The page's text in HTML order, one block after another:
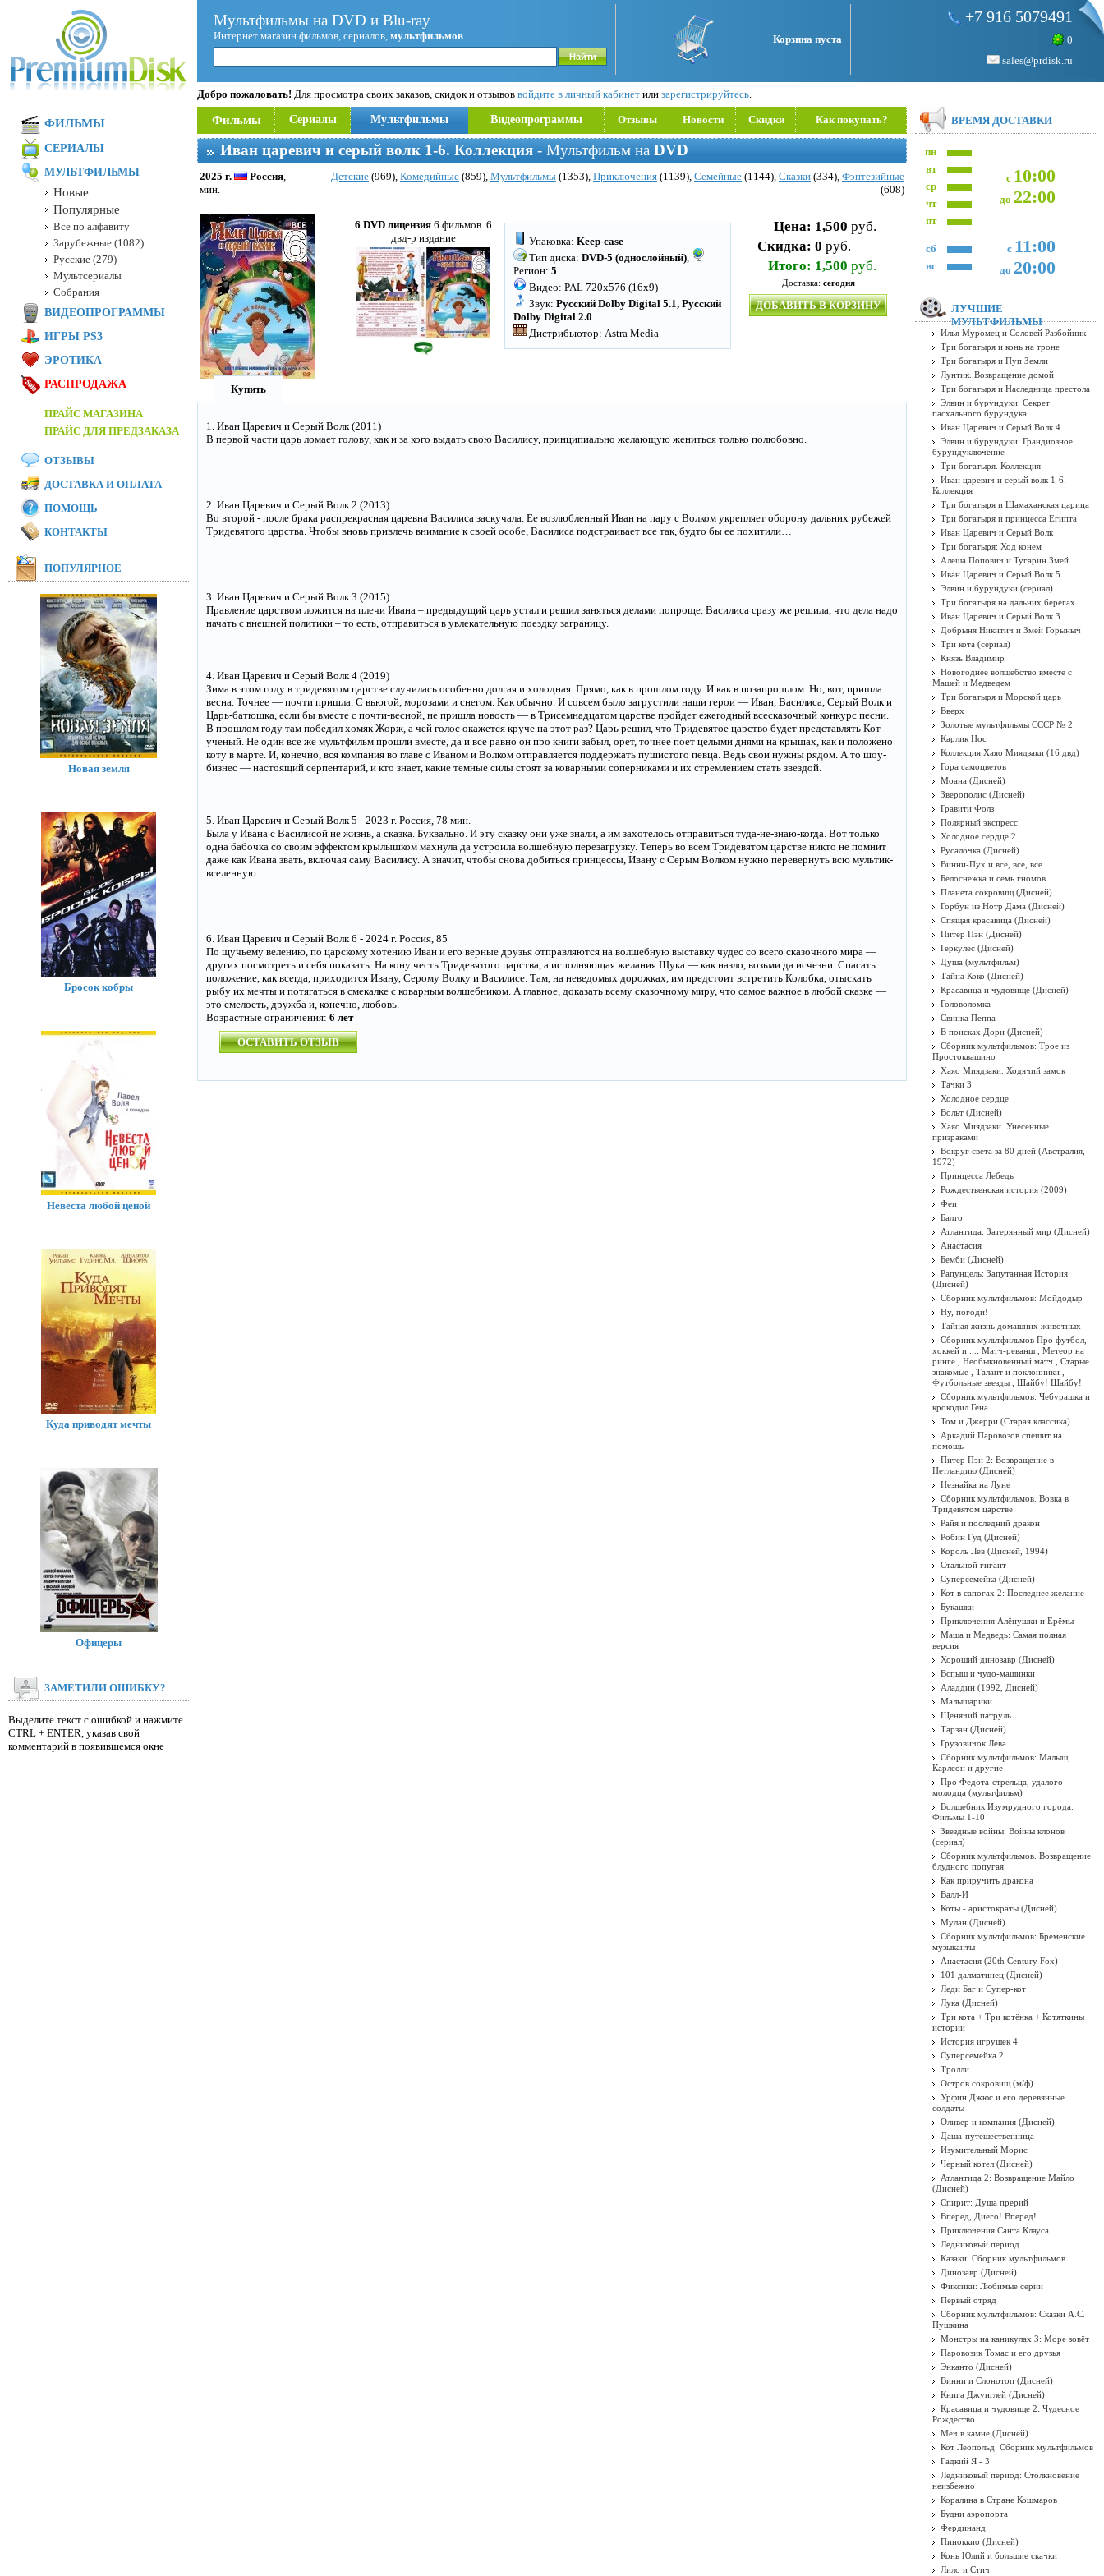
Мультфильмы на DVD и Blu-ray
Интернет магазин фильмов, сериалов, мультфильмов. Корзина пуста
+7 916 5079491
0
sales@prdisk.ru
Добро пожаловать! Для просмотра своих заказов, скидок и отзывов войдите в личный кабинет или зарегистрируйтесь.
Фильмы Сериалы Мультфильмы Видеопрограммы Отзывы Новости Скидки Как покупать?
Иван царевич и серый волк 1-6. Коллекция - Мультфильм на DVD
2025 г. Россия,
мин.
Детские (969), Комедийные (859), Мультфильмы (1353), Приключения (1139), Семейные (1144), Сказки (334), Фэнтезийные
(608)
6 DVD лицензия6 фильмов. 6
двд-р издание
Упаковка: Keep-case
Тип диска: DVD-5 (однослойный),
Регион: 5
Видео: PAL 720x576 (16x9)
Звук: Русский Dolby Digital 5.1, Русский
Dolby Digital 2.0
Дистрибьютор: Astra Media
Цена: 1,500 руб.
Скидка: 0 руб.
Итого: 1,500 руб.
Доставка: сегодня
ДОБАВИТЬ В КОРЗИНУ
Купить
1. Иван Царевич и Серый Волк (2011)
В первой части царь ломает голову, как и за кого выдать свою Василису, принципиально желающую жениться только полюбовно.
2. Иван Царевич и Серый Волк 2 (2013)
Во второй - после брака распрекрасная царевна Василиса заскучала. Ее возлюбленный Иван на пару с Волком укрепляет оборону дальних рубежей
Тридевятого царства. Чтобы вновь привлечь внимание к своей особе, Василиса подстраивает все так, будто бы ее похитили…
3. Иван Царевич и Серый Волк 3 (2015)
Правление царством ложится на плечи Ивана – предыдущий царь устал и решил заняться делами попроще. Василиса сразу же решила, что дела надо
начать с внешней политики – то есть, отправиться в увлекательную поездку заграницу.
4. Иван Царевич и Серый Волк 4 (2019)
Зима в этом году в тридевятом царстве случилась особенно долгая и холодная. Прямо, как в прошлом году. И как в позапрошлом. Но, вот, пришла
весна. Точнее — почти пришла. С вьюгой, морозами и снегом. Как обычно. И совсем было загрустили наши герои — Иван, Василиса, Серый Волк и
Царь-батюшка, если бы вместе с почти-весной, не пришла новость — в Трисемнадцатом царстве пройдет ежегодный всесказочный конкурс песни.
В прошлом году там победил хомяк Жорж, а чей голос окажется круче на этот раз? Царь решил, что Тридевятое царство будет представлять Кот-
ученый. Не один все же мультфильм прошли вместе, да и все равно он про книги забыл, орет, точнее поет целыми днями на крышах, как и положено
коту в марте. И, конечно, вся компания во главе с Иваном и Волком отправляется поддержать пушистого певца. Ведь свои нужны рядом. А то шоу-
бизнес — настоящий серпентарий, и кто знает, какие темные силы стоят за коварными соперниками и их стремлением стать звездой.
5. Иван Царевич и Серый Волк 5 - 2023 г. Россия, 78 мин.
Была у Ивана с Василисой не жизнь, а сказка. Буквально. И эту сказку они уже знали, а им захотелось отправиться туда-не-знаю-когда. Вот только
одна бабочка со своим эффектом крылышком махнула да устроила волшебную перезагрузку. Теперь во всем Тридевятом царстве никто не помнит
даже как Ивана звать, включая саму Василису. А значит, чтобы снова добиться принцессы, Ивану с Серым Волком нужно перевернуть всю мультик-
вселенную.
6. Иван Царевич и Серый Волк 6 - 2024 г. Россия, 85
По щучьему велению, по царскому хотению Иван и его верные друзья отправляются на волшебную выставку чудес со всего сказочного мира —
других посмотреть и себя показать. На кону честь Тридевятого царства, а исполняющая желания Щука — как назло, возьми да исчезни. Спасать
положение, как всегда, приходится Ивану, Серому Волку и Василисе. Там, на неведомых дорожках, им предстоит встретить Колобка, отыскать
рыбу их мечты и потягаться в смекалке с коварным волшебником. А главное, доказать всему сказочному миру, что самое важное в любой сказке —
это смелость, дружба и, конечно, любовь.
Возрастные ограничения: 6 лет
ОСТАВИТЬ ОТЗЫВ
ФИЛЬМЫ
СЕРИАЛЫ
МУЛЬТФИЛЬМЫ
Новые
Популярные
Все по алфавиту
Зарубежные (1082)
Русские (279)
Мультсериалы
Собрания
ВИДЕОПРОГРАММЫ
ИГРЫ PS3
ЭРОТИКА
РАСПРОДАЖА
ПРАЙС МАГАЗИНА
ПРАЙС ДЛЯ ПРЕДЗАКАЗА
ОТЗЫВЫ
ДОСТАВКА И ОПЛАТА
ПОМОЩЬ
КОНТАКТЫ
ПОПУЛЯРНОЕ
Новая земля
Бросок кобры
Невеста любой ценой
Куда приводят мечты
Офицеры
ЗАМЕТИЛИ ОШИБКУ?
Выделите текст с ошибкой и нажмите
CTRL + ENTER, указав свой
комментарий в появившемся окне
ВРЕМЯ ДОСТАВКИ
пн
с 10:00
до 22:00
вт
ср
чт
пт
с 11:00
до 20:00
сб
вс
ЛУЧШИЕ
МУЛЬТФИЛЬМЫ
Илья Муромец и Соловей Разбойник
Три богатыря и конь на троне
Три богатыря и Пуп Земли
Лунтик. Возвращение домой
Три богатыря и Наследница престола
Элвин и бурундуки: Секрет
пасхального бурундука
Иван Царевич и Серый Волк 4
Элвин и бурундуки: Грандиозное
бурундуключение
Три богатыря. Коллекция
Иван царевич и серый волк 1-6.
Коллекция
Три богатыря и Шамаханская царица
Три богатыря и принцесса Египта
Иван Царевич и Серый Волк
Три богатыря: Ход конем
Алеша Попович и Тугарин Змей
Иван Царевич и Серый Волк 5
Элвин и бурундуки (сериал)
Три богатыря на дальних берегах
Иван Царевич и Серый Волк 3
Добрыня Никитич и Змей Горыныч
Три кота (сериал)
Князь Владимир
Новогоднее волшебство вместе с
Машей и Медведем
Три богатыря и Морской царь
Вверх
Золотые мультфильмы СССР № 2
Карлик Нос
Коллекция Хаяо Миядзаки (16 двд)
Гора самоцветов
Моана (Дисней)
Зверополис (Дисней)
Гравити Фолз
Полярный экспресс
Холодное сердце 2
Русалочка (Дисней)
Винни-Пух и все, все, все...
Белоснежка и семь гномов
Планета сокровищ (Дисней)
Горбун из Нотр Дама (Дисней)
Спящая красавица (Дисней)
Питер Пэн (Дисней)
Геркулес (Дисней)
Душа (мультфильм)
Тайна Коко (Дисней)
Красавица и чудовище (Дисней)
Головоломка
Свинка Пеппа
В поисках Дори (Дисней)
Сборник мультфильмов: Трое из
Простоквашино
Хаяо Миядзаки. Ходячий замок
Тачки 3
Холодное сердце
Вольт (Дисней)
Хаяо Миядзаки. Унесенные
призраками
Вокруг света за 80 дней (Австралия,
1972)
Принцесса Лебедь
Рождественская история (2009)
Феи
Балто
Атлантида: Затерянный мир (Дисней)
Анастасия
Бемби (Дисней)
Рапунцель: Запутанная История
(Дисней)
Сборник мультфильмов: Мойдодыр
Ну, погоди!
Тайная жизнь домашних животных
Сборник мультфильмов Про футбол,
хоккей и ...: Матч-реванш , Метеор на
ринге , Необыкновенный матч , Старые
знакомые , Талант и поклонники ,
Футбольные звезды , Шайбу! Шайбу!
Сборник мультфильмов: Чебурашка и
крокодил Гена
Том и Джерри (Старая классика)
Аркадий Паровозов спешит на
помощь
Питер Пэн 2: Возвращение в
Нетландию (Дисней)
Незнайка на Луне
Сборник мультфильмов. Вовка в
Тридевятом царстве
Райя и последний дракон
Робин Гуд (Дисней)
Король Лев (Дисней, 1994)
Стальной гигант
Суперсемейка (Дисней)
Кот в сапогах 2: Последнее желание
Букашки
Приключения Алёнушки и Ерёмы
Маша и Медведь: Самая полная
версия
Хороший динозавр (Дисней)
Вспыш и чудо-машинки
Аладдин (1992, Дисней)
Малышарики
Щенячий патруль
Тарзан (Дисней)
Грузовичок Лева
Сборник мультфильмов: Малыш,
Карлсон и другие
Про Федота-стрельца, удалого
молодца (мультфильм)
Волшебник Изумрудного города.
Фильмы 1-10
Звездные войны: Войны клонов
(сериал)
Сборник мультфильмов. Возвращение
блудного попугая
Как приручить дракона
Валл-И
Коты - аристократы (Дисней)
Мулан (Дисней)
Сборник мультфильмов: Бременские
музыканты
Анастасия (20th Century Fox)
101 далматинец (Дисней)
Леди Баг и Супер-кот
Лука (Дисней)
Три кота + Три котёнка + Котяткины
истории
История игрушек 4
Суперсемейка 2
Тролли
Остров сокровищ (м/ф)
Урфин Джюс и его деревянные
солдаты
Оливер и компания (Дисней)
Даша-путешественница
Изумительный Морис
Черный котел (Дисней)
Атлантида 2: Возвращение Майло
(Дисней)
Спирит: Душа прерий
Вперед, Диего! Вперед!
Приключения Санта Клауса
Ледниковый период
Казаки: Сборник мультфильмов
Динозавр (Дисней)
Фиксики: Любимые серии
Первый отряд
Сборник мультфильмов: Сказки А.С.
Пушкина
Монстры на каникулах 3: Море зовёт
Паровозик Томас и его друзья
Энканто (Дисней)
Винни и Слонотоп (Дисней)
Книга Джунглей (Дисней)
Красавица и чудовище 2: Чудесное
Рождество
Меч в камне (Дисней)
Кот Леопольд: Сборник мультфильмов
Гадкий Я - 3
Ледниковый период: Столкновение
неизбежно
Коралина в Стране Кошмаров
Будни аэропорта
Фердинанд
Пиноккио (Дисней)
Конь Юлий и большие скачки
Лило и Стич